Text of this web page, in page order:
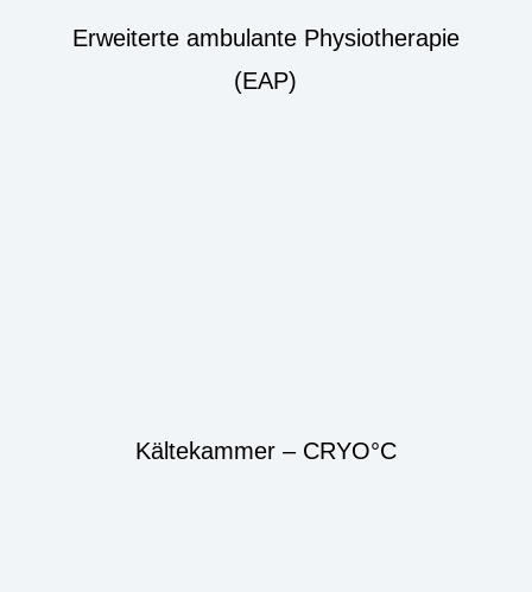
Erweiterte ambulante Physiotherapie
(EAP)
Kältekammer – CRYO°C